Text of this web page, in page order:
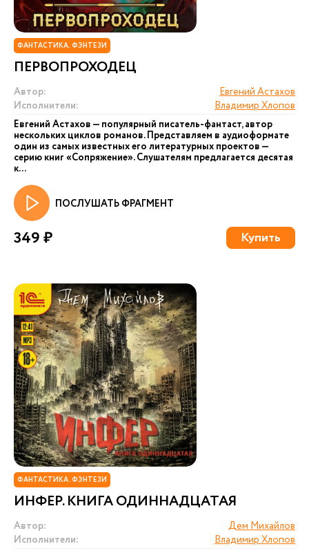
ФАНТАСТИКА. ФЭНТЕЗИ
ПЕРВОПРОХОДЕЦ
Автор:
Евгений Астахов
Исполнители:
Владимир Хлопов
Евгений Астахов — популярный писатель-фантаст, автор
нескольких циклов романов. Представляем в аудиоформате
один из самых известных его литературных проектов —
серию книг «Сопряжение». Слушателям предлагается десятая
к...
ПОСЛУШАТЬ ФРАГМЕНТ
349 ₽ Купить
ФАНТАСТИКА. ФЭНТЕЗИ
ИНФЕР. КНИГА ОДИННАДЦАТАЯ
Автор:
Дем Михайлов
Исполнители:
Владимир Хлопов